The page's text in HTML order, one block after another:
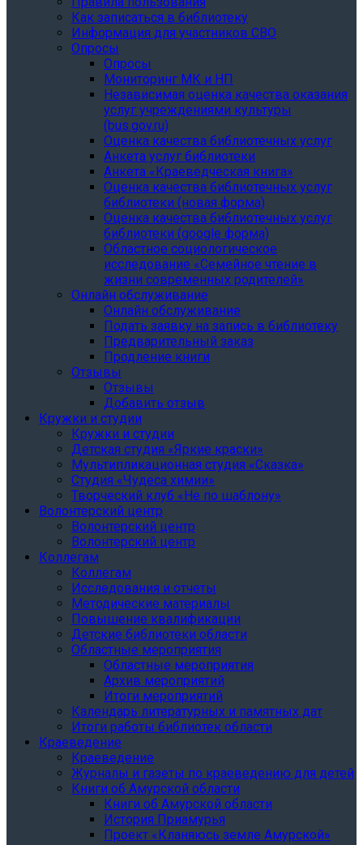
Как записаться в библиотеку
Информация для участников СВО
Опросы
Опросы
Мониторинг МК и НП
Независимая оценка качества оказания
услуг учреждениями культуры
(bus.gov.ru)
Оценка качества библиотечных услуг
Анкета услуг библиотеки
Анкета «Краеведческая книга»
Oценка качества библиотечных услуг
библиотеки (новая форма)
Oценка качества библиотечных услуг
библиотеки (google форма)
Областное социологическое
исследование «Семейное чтение в
жизни современных родителей»
Онлайн обслуживание
Онлайн обслуживание
Подать заявку на запись в библиотеку
Предварительный заказ
Продление книги
Отзывы
Отзывы
Добавить отзыв
Кружки и студии
Кружки и студии
Детская студия «Яркие краски»
Мультипликационная студия «Сказка»
Студия «Чудеса химии»
Творческий клуб «Не по шаблону»
Волонтерский центр
Волонтерский центр
Волонтерский центр
Коллегам
Коллегам
Исследования и отчеты
Методические материалы
Повышение квалификации
Детские библиотеки области
Областные мероприятия
Областные мероприятия
Архив мероприятий
Итоги мероприятий
Календарь литературных и памятных дат
Итоги работы библиотек области
Краеведение
Краеведение
Журналы и газеты по краеведению для детей
Книги об Амурской области
Книги об Амурской области
История Приамурья
Проект «Кланяюсь земле Амурской»